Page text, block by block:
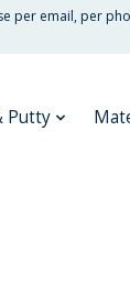
email, per
Putty